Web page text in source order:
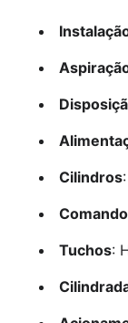
Cilindros
Tuchos: